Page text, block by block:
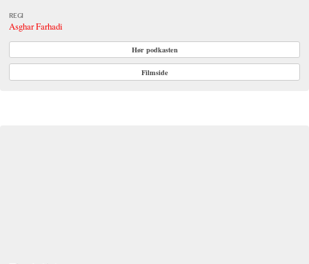
REGI
Asghar Farhadi
Hør podkasten
Filmside